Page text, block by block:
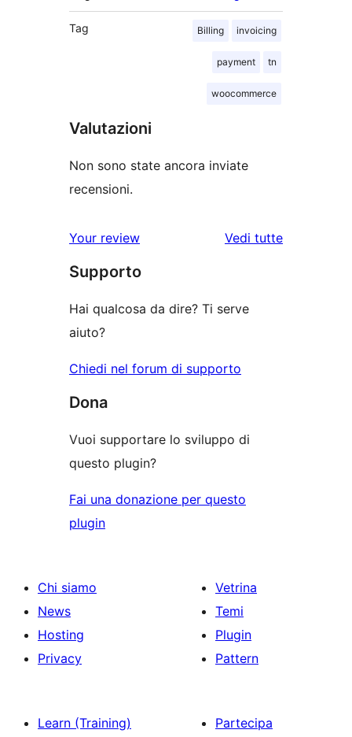
Tag Billing invoicing
payment tn
woocommerce
Valutazioni
Non sono state ancora inviate
recensioni.
Your review Vedi tuttele
Supporto
Hai qualcosa da dire? Ti serve
aiuto?
Chiedi nel forum di supporto
Dona
Vuoi supportare lo sviluppo di
questo plugin?
Fai una donazione per questo
plugin
Chi siamo
News
Hosting
Privacy
Vetrina
Temi
Plugin
Pattern
Learn (Training)
Partecipa